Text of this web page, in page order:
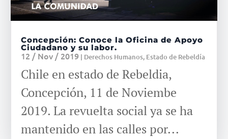
Concepción: Conoce la Oficina de Apoyo
Ciudadano y su labor.
12 / Nov / 2019 | Derechos Humanos, Estado de Rebeldía
Chile en estado de Rebeldia,
Concepción, 11 de Noviembe
2019. La revuelta social ya se ha
mantenido en las calles por...